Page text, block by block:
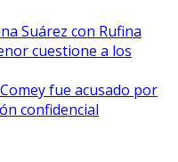
Suárez con Rufina
cuestione a los
fue acusado por
confidencial